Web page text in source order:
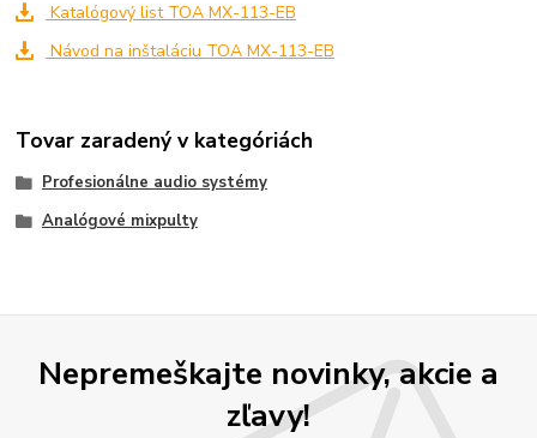
Katalógový list TOA MX-113-EB
Návod na inštaláciu TOA MX-113-EB
Tovar zaradený v kategóriách
Profesionálne audio systémy
Analógové mixpulty
Nepremeškajte novinky, akcie a
zľavy!